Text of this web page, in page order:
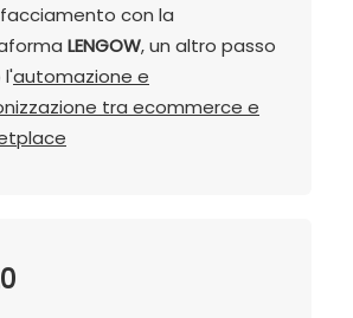
con la
LENGOW, un altro passo
l'automazione e
tra ecommerce e